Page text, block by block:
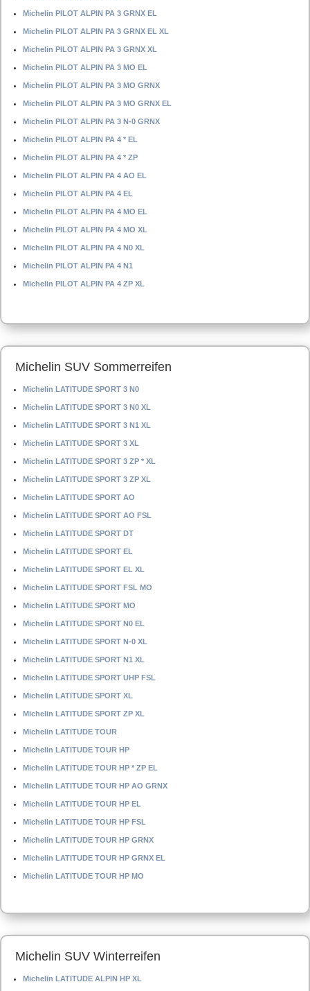
Michelin PILOT ALPIN PA 3 GRNX EL
Michelin PILOT ALPIN PA 3 GRNX EL XL
Michelin PILOT ALPIN PA 3 GRNX XL
Michelin PILOT ALPIN PA 3 MO EL
Michelin PILOT ALPIN PA 3 MO GRNX
Michelin PILOT ALPIN PA 3 MO GRNX EL
Michelin PILOT ALPIN PA 3 N-0 GRNX
Michelin PILOT ALPIN PA 4 * EL
Michelin PILOT ALPIN PA 4 * ZP
Michelin PILOT ALPIN PA 4 AO EL
Michelin PILOT ALPIN PA 4 EL
Michelin PILOT ALPIN PA 4 MO EL
Michelin PILOT ALPIN PA 4 MO XL
Michelin PILOT ALPIN PA 4 N0 XL
Michelin PILOT ALPIN PA 4 N1
Michelin PILOT ALPIN PA 4 ZP XL
Michelin SUV Sommerreifen
Michelin LATITUDE SPORT 3 N0
Michelin LATITUDE SPORT 3 N0 XL
Michelin LATITUDE SPORT 3 N1 XL
Michelin LATITUDE SPORT 3 XL
Michelin LATITUDE SPORT 3 ZP * XL
Michelin LATITUDE SPORT 3 ZP XL
Michelin LATITUDE SPORT AO
Michelin LATITUDE SPORT AO FSL
Michelin LATITUDE SPORT DT
Michelin LATITUDE SPORT EL
Michelin LATITUDE SPORT EL XL
Michelin LATITUDE SPORT FSL MO
Michelin LATITUDE SPORT MO
Michelin LATITUDE SPORT N0 EL
Michelin LATITUDE SPORT N-0 XL
Michelin LATITUDE SPORT N1 XL
Michelin LATITUDE SPORT UHP FSL
Michelin LATITUDE SPORT XL
Michelin LATITUDE SPORT ZP XL
Michelin LATITUDE TOUR
Michelin LATITUDE TOUR HP
Michelin LATITUDE TOUR HP * ZP EL
Michelin LATITUDE TOUR HP AO GRNX
Michelin LATITUDE TOUR HP EL
Michelin LATITUDE TOUR HP FSL
Michelin LATITUDE TOUR HP GRNX
Michelin LATITUDE TOUR HP GRNX EL
Michelin LATITUDE TOUR HP MO
Michelin SUV Winterreifen
Michelin LATITUDE ALPIN HP XL